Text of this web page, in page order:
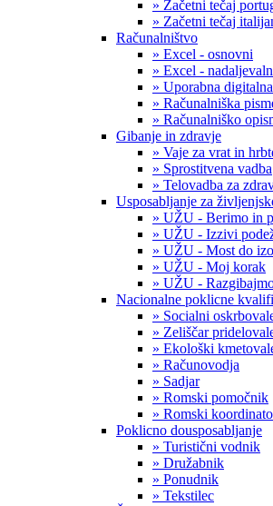
» Začetni tečaj
» Začetni tečaj
Računalništvo
» Excel - osnovni
» Excel -
» Uporabna
» Računalniška
» Računalniško
Gibanje in zdravje
» Vaje za vrat in
» Sprostitvena vadba
» Telovadba za
Usposabljanje za
» UŽU - Berimo in
» UŽU - Izzivi
» UŽU - Most do
» UŽU - Moj korak
» UŽU -
Nacionalne poklicne
» Socialni
» Zeliščar
» Ekološki
» Računovodja
» Sadjar
» Romski pomočnik
» Romski
Poklicno dousposabljanje
» Turistični vodnik
» Družabnik
» Ponudnik
» Tekstilec